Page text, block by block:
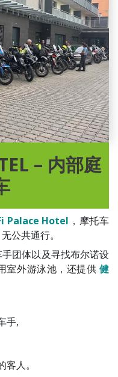
– 内部庭
Palace Hotel ，摩托车
公共通行。
团体以及寻找布尔诺设
室外游泳池，还提供 健
手,
客人。